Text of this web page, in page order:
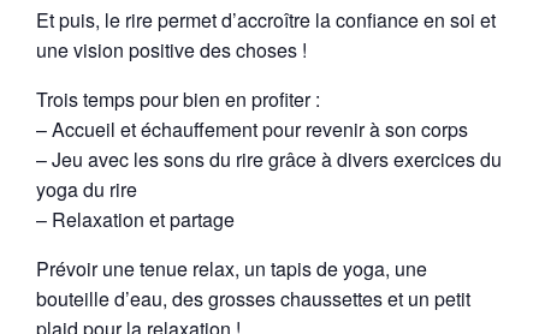
Et puis, le rire permet d’accroître la confiance en soi et
une vision positive des choses !
Trois temps pour bien en profiter :
– Accueil et échauffement pour revenir à son corps
– Jeu avec les sons du rire grâce à divers exercices du
yoga du rire
– Relaxation et partage
Prévoir une tenue relax, un tapis de yoga, une
bouteille d’eau, des grosses chaussettes et un petit
plaid pour la relaxation !